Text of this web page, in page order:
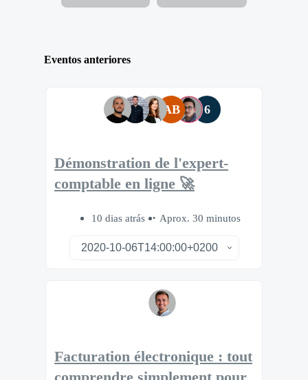
Eventos anteriores
AB 6
Démonstration de l'expert-
comptable en ligne 🚀
10 dias atrás Aprox. 30 minutos
Facturation électronique : tout